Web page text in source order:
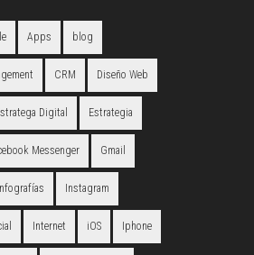
Apps blog
CRM Diseño Web
Digital Estrategia
Messenger Gmail
Instagram
Internet iOS Iphone